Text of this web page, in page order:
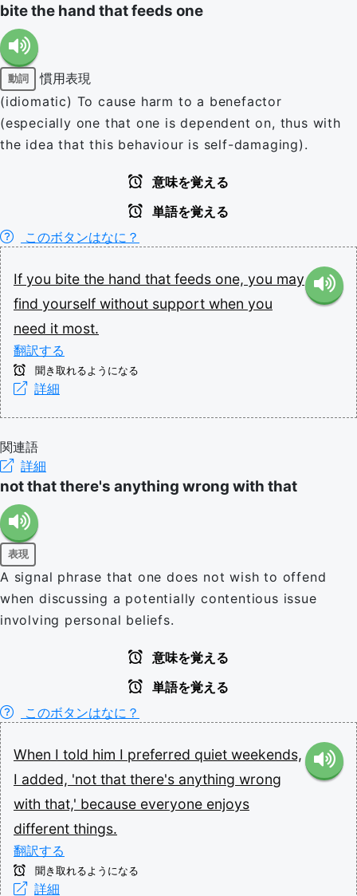
bite the hand that feeds one
動詞
慣用表現
(idiomatic) To cause harm to a benefactor
(especially one that one is dependent on, thus with
the idea that this behaviour is self-damaging).
意味を覚える
単語を覚える
このボタンはなに？
If you bite the hand that feeds one, you may
find yourself without support when you
need it most.
翻訳する
聞き取れるようになる
詳細
関連語
詳細
not that there's anything wrong with that
表現
A signal phrase that one does not wish to offend
when discussing a potentially contentious issue
involving personal beliefs.
意味を覚える
単語を覚える
このボタンはなに？
When I told him I preferred quiet weekends,
I added, 'not that there's anything wrong
with that,' because everyone enjoys
different things.
翻訳する
聞き取れるようになる
詳細